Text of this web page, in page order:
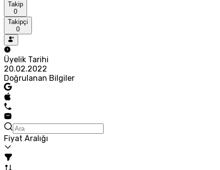
Takip
0
Takipçi
0
Üyelik Tarihi
20.02.2022
Doğrulanan Bilgiler
Fiyat Aralığı